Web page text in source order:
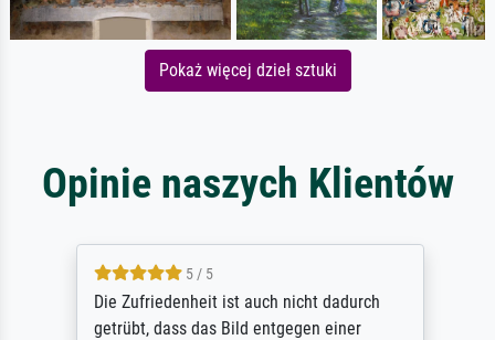
Pokaż więcej dzieł sztuki
Opinie naszych Klientów
5 / 5
Die Zufriedenheit ist auch nicht dadurch
getrübt, dass das Bild entgegen einer